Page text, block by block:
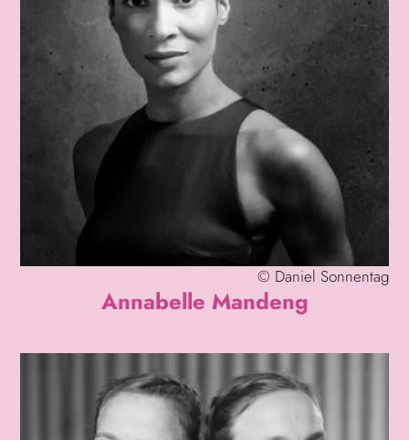
© Daniel Sonnentag
Annabelle Mandeng